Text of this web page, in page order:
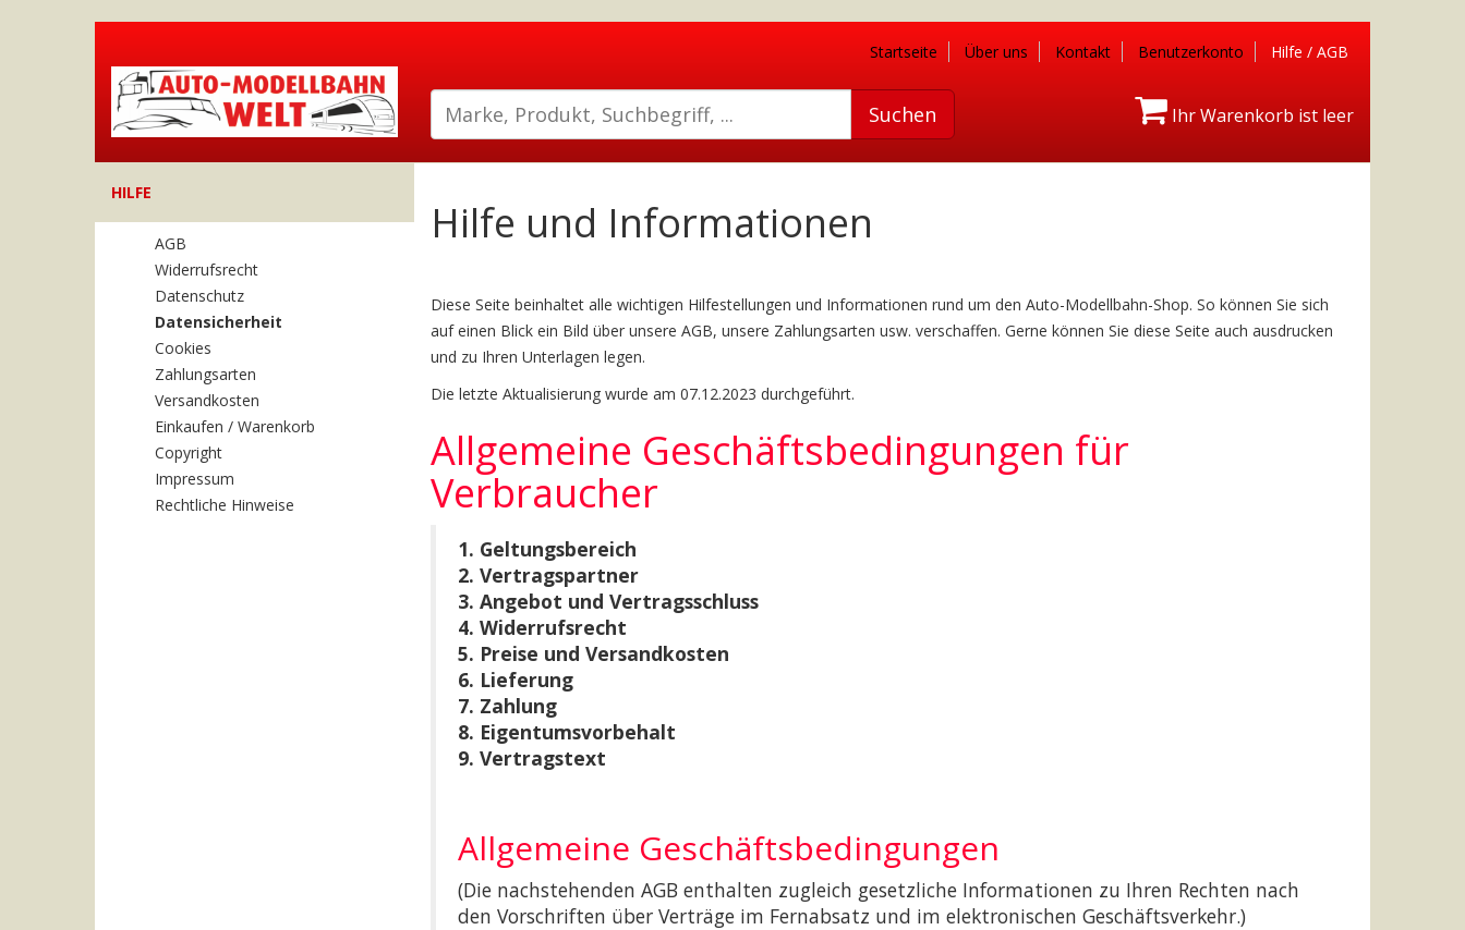
Startseite Über uns Kontakt Benutzerkonto Hilfe / AGB
Ihr Warenkorb ist leer
HILFE
AGB
Widerrufsrecht
Datenschutz
Datensicherheit
Cookies
Zahlungsarten
Versandkosten
Einkaufen / Warenkorb
Copyright
Impressum
Rechtliche Hinweise
Hilfe und Informationen
Diese Seite beinhaltet alle wichtigen Hilfestellungen und Informationen rund um den Auto-Modellbahn-Shop. So können Sie sich
auf einen Blick ein Bild über unsere AGB, unsere Zahlungsarten usw. verschaffen. Gerne können Sie diese Seite auch ausdrucken
und zu Ihren Unterlagen legen.
Die letzte Aktualisierung wurde am 07.12.2023 durchgeführt.
Allgemeine Geschäftsbedingungen für
Verbraucher
1. Geltungsbereich
2. Vertragspartner
3. Angebot und Vertragsschluss
4. Widerrufsrecht
5. Preise und Versandkosten
6. Lieferung
7. Zahlung
8. Eigentumsvorbehalt
9. Vertragstext
Allgemeine Geschäftsbedingungen
(Die nachstehenden AGB enthalten zugleich gesetzliche Informationen zu Ihren Rechten nach
den Vorschriften über Verträge im Fernabsatz und im elektronischen Geschäftsverkehr.)